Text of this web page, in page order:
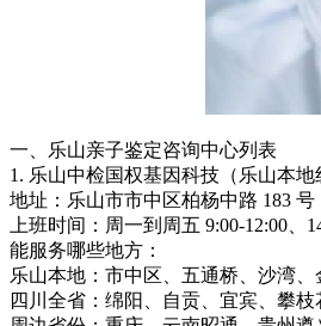
一、乐山亲子鉴定咨询中心列表
1. 乐山中检国权基因科技（乐山本地
地址：乐山市市中区柏杨中路 183
上班时间：周一到周五 9:00-12:00
能服务哪些地方：
乐山本地：市中区、五通桥、沙湾
四川全省：绵阳、自贡、宜宾、攀